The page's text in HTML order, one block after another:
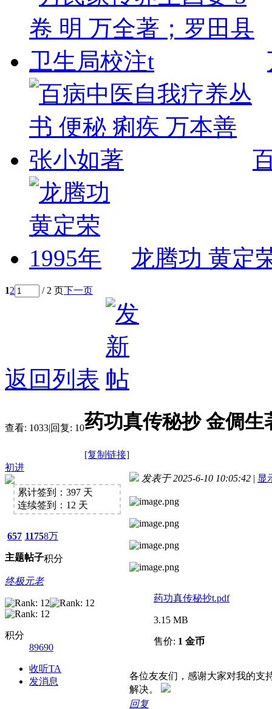
龙腾功 黄定
12 / 2 页下一页
返回列表
查看: 1033|回复: 10药功真传秘抄 金倜生
[复制链接]
初进
累计签到：397 天
连续签到：12 天
657
主题
1175
帖子
8万
积分
终极元老
积分
89690
收听TA
发消息
发表于 2025-6-10 10:05:42 | 显
药功真传秘抄t.pdf
3.15 MB
售价: 1 金币
各位友友们，感谢大家对我的支
解决。
回复